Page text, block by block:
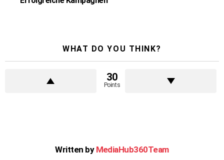
WHAT DO YOU THINK?
30
Points
Written by MediaHub360Team